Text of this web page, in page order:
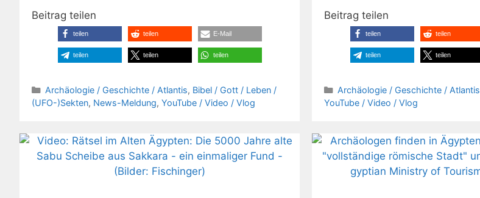
Beitrag teilen
teilen teilen E-Mail
teilen teilen teilen
Kategorien
Archäologie / Geschichte / Atlantis, Bibel / Gott / Leben /
(UFO-)Sekten, News-Meldung, YouTube / Video / Vlog
Beitrag teilen
teilen teilen
teilen teilen
Kategorien
Archäologie / Geschichte / Atlantis
YouTube / Video / Vlog